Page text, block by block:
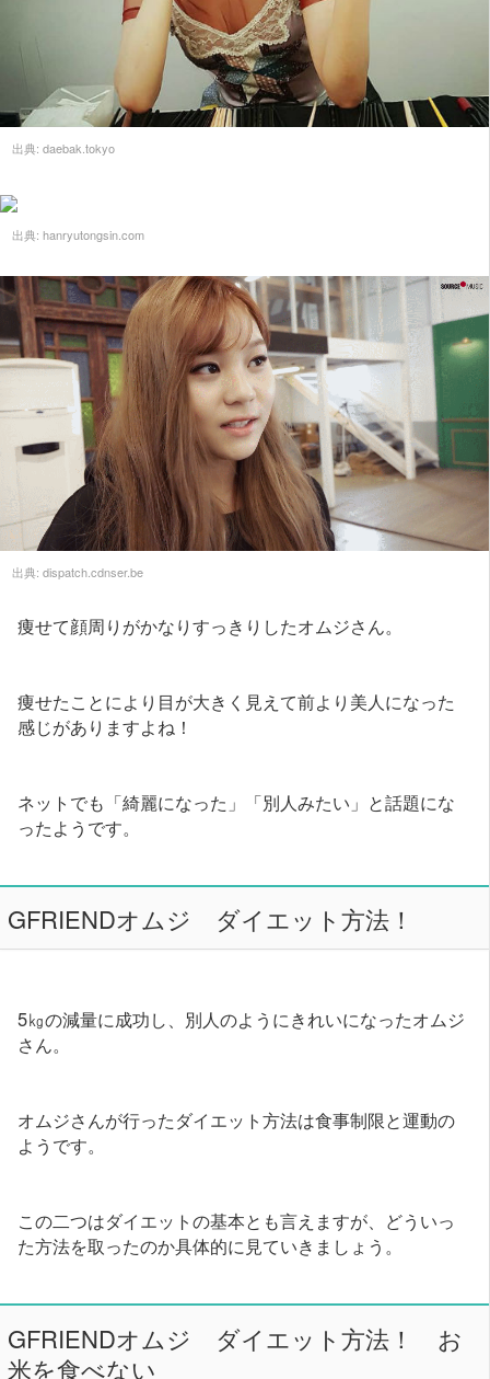
出典: daebak.tokyo
出典: hanryutongsin.com
出典: dispatch.cdnser.be
痩せて顔周りがかなりすっきりしたオムジさん。
痩せたことにより目が大きく見えて前より美人になった
感じがありますよね！
ネットでも「綺麗になった」「別人みたい」と話題にな
ったようです。
GFRIENDオムジ ダイエット方法！
5㎏の減量に成功し、別人のようにきれいになったオムジ
さん。
オムジさんが行ったダイエット方法は食事制限と運動の
ようです。
この二つはダイエットの基本とも言えますが、どういっ
た方法を取ったのか具体的に見ていきましょう。
GFRIENDオムジ ダイエット方法！ お
米を食べない